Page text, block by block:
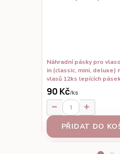
Náhradní pásky pro
in (classic, mini, deluxe)
vlasů 12ks lepících
90 Kč/ks
PŘIDAT DO